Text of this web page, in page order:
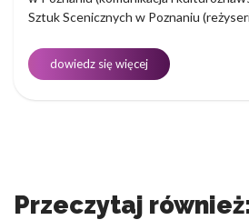
Sztuk Scenicznych w Poznaniu
dowiedz się więcej
Przeczytaj również: